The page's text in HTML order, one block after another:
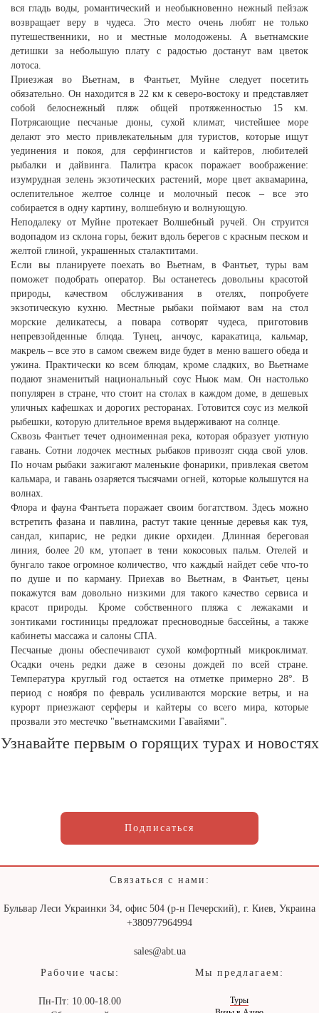
вся гладь воды, романтический и необыкновенно нежный пейзаж
возвращает веру в чудеса. Это место очень любят не только
путешественники, но и местные молодожены. А вьетнамские
детишки за небольшую плату с радостью достанут вам цветок
лотоса.
Приезжая во Вьетнам, в Фантьет, Муйне следует посетить
обязательно. Он находится в 22 км к северо-востоку и представляет
собой белоснежный пляж общей протяженностью 15 км.
Потрясающие песчаные дюны, сухой климат, чистейшее море
делают это место привлекательным для туристов, которые ищут
уединения и покоя, для серфингистов и кайтеров, любителей
рыбалки и дайвинга. Палитра красок поражает воображение:
изумрудная зелень экзотических растений, море цвет аквамарина,
ослепительное желтое солнце и молочный песок – все это
собирается в одну картину, волшебную и волнующую.
Неподалеку от Муйне протекает Волшебный ручей. Он струится
водопадом из склона горы, бежит вдоль берегов с красным песком и
желтой глиной, украшенных сталактитами.
Если вы планируете поехать во Вьетнам, в Фантьет, туры вам
поможет подобрать оператор. Вы останетесь довольны красотой
природы, качеством обслуживания в отелях, попробуете
экзотическую кухню. Местные рыбаки поймают вам на стол
морские деликатесы, а повара сотворят чудеса, приготовив
непревзойденные блюда. Тунец, анчоус, каракатица, кальмар,
макрель – все это в самом свежем виде будет в меню вашего обеда и
ужина. Практически ко всем блюдам, кроме сладких, во Вьетнаме
подают знаменитый национальный соус Ныок мам. Он настолько
популярен в стране, что стоит на столах в каждом доме, в дешевых
уличных кафешках и дорогих ресторанах. Готовится соус из мелкой
рыбешки, которую длительное время выдерживают на солнце.
Сквозь Фантьет течет одноименная река, которая образует уютную
гавань. Сотни лодочек местных рыбаков привозят сюда свой улов.
По ночам рыбаки зажигают маленькие фонарики, привлекая светом
кальмара, и гавань озаряется тысячами огней, которые колышутся на
волнах.
Флора и фауна Фантьета поражает своим богатством. Здесь можно
встретить фазана и павлина, растут такие ценные деревья как туя,
сандал, кипарис, не редки дикие орхидеи. Длинная береговая
линия, более 20 км, утопает в тени кокосовых пальм. Отелей и
бунгало такое огромное количество, что каждый найдет себе что-то
по душе и по карману. Приехав во Вьетнам, в Фантьет, цены
покажутся вам довольно низкими для такого качество сервиса и
красот природы. Кроме собственного пляжа с лежаками и
зонтиками гостиницы предложат пресноводные бассейны, а также
кабинеты массажа и салоны СПА.
Песчаные дюны обеспечивают сухой комфортный микроклимат.
Осадки очень редки даже в сезоны дождей по всей стране.
Температура круглый год остается на отметке примерно 28°. В
период с ноября по февраль усиливаются морские ветры, и на
курорт приезжают серферы и кайтеры со всего мира, которые
прозвали это местечко "вьетнамскими Гавайями".
Узнавайте первым о горящих турах и новостях
Подписаться
Связаться с нами:
Бульвар Леси Украинки 34, офис 504 (р-н Печерский), г. Киев, Украина
+380977964994
sales@abt.ua
Рабочие часы:
Пн-Пт: 10.00-18.00
Мы предлагаем:
Туры